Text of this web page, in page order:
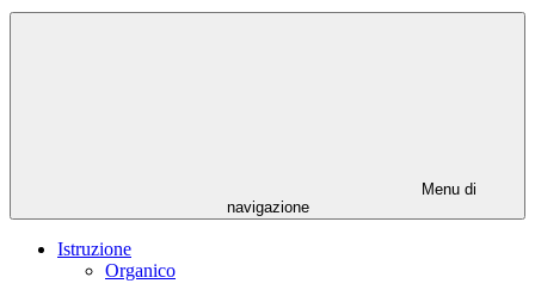
Menu di
navigazione
Istruzione
Organico